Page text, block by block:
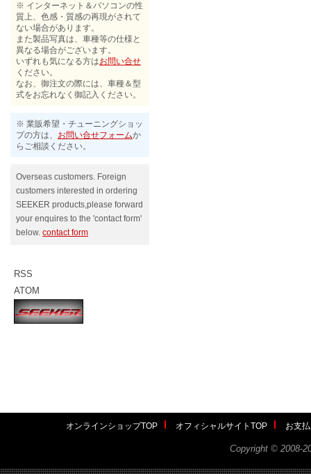
※ インターネット＆パソコンの性
質上、色感・質感の再現がされて
ない場合があります。
また製品写真は、車種等の仕様と
異なる場合がございます。
いずれも気になる方はお問い合せ
ください。
なお、御注文の際には、車種＆型
式をお忘れなく御記入ください。
※ 業販希望・チューニングショッ
プの方は、 お問い合せフォームか
らご相談ください。
Overseas customers. Foreign
customers interested in ordering
SEEKER products,please forward
your enquires to the 'contact form'
below. contact form
RSS
ATOM
オンラインショップTOP オフィシャルサイトTOP お支
Copyright © 2008-